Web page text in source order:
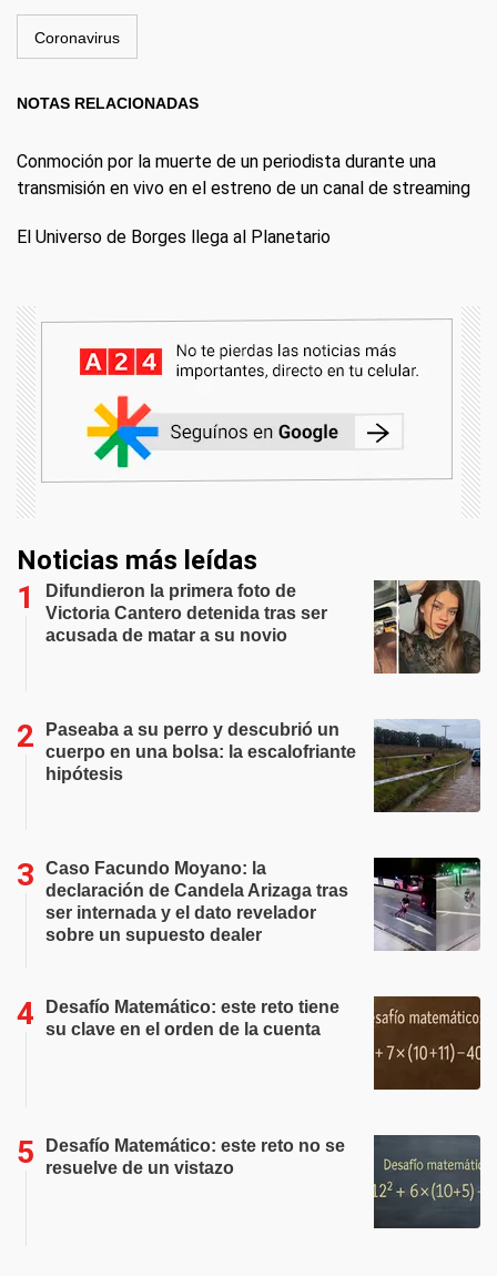
Coronavirus
NOTAS RELACIONADAS
Conmoción por la muerte de un periodista durante una
transmisión en vivo en el estreno de un canal de streaming
El Universo de Borges llega al Planetario
Noticias más leídas
Difundieron la primera foto de
Victoria Cantero detenida tras ser
acusada de matar a su novio
Paseaba a su perro y descubrió un
cuerpo en una bolsa: la escalofriante
hipótesis
Caso Facundo Moyano: la
declaración de Candela Arizaga tras
ser internada y el dato revelador
sobre un supuesto dealer
Desafío Matemático: este reto tiene
su clave en el orden de la cuenta
Desafío Matemático: este reto no se
resuelve de un vistazo